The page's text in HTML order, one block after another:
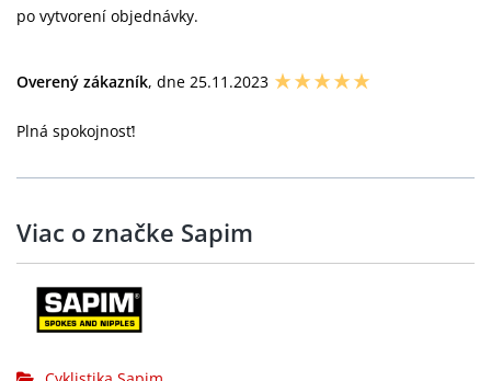
po vytvorení objednávky.
Overený zákazník, dne 25.11.2023
Plná spokojnosť!
Viac o značke Sapim